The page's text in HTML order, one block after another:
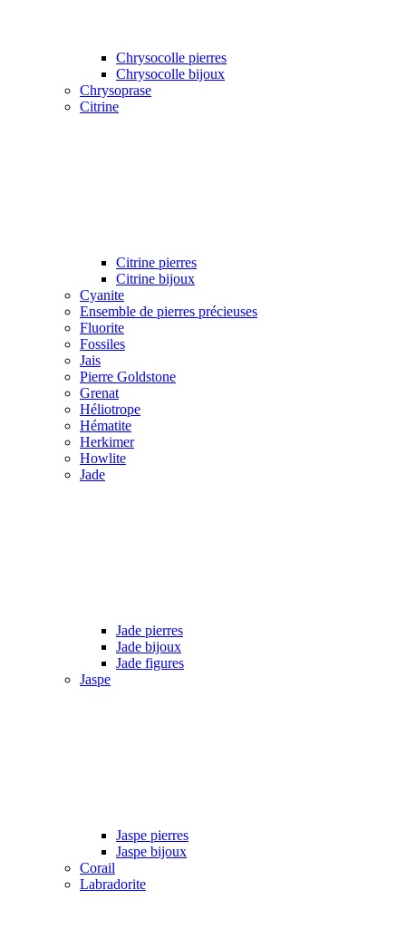
Chrysocolle pierres
Chrysocolle bijoux
Chrysoprase
Citrine
Citrine pierres
Citrine bijoux
Cyanite
Ensemble de pierres précieuses
Fluorite
Fossiles
Jais
Pierre Goldstone
Grenat
Héliotrope
Hématite
Herkimer
Howlite
Jade
Jade pierres
Jade bijoux
Jade figures
Jaspe
Jaspe pierres
Jaspe bijoux
Corail
Labradorite